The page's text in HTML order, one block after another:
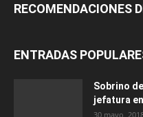
RECOMENDACIONES
ENTRADAS
Sobrino
jefatura
30 mayo,